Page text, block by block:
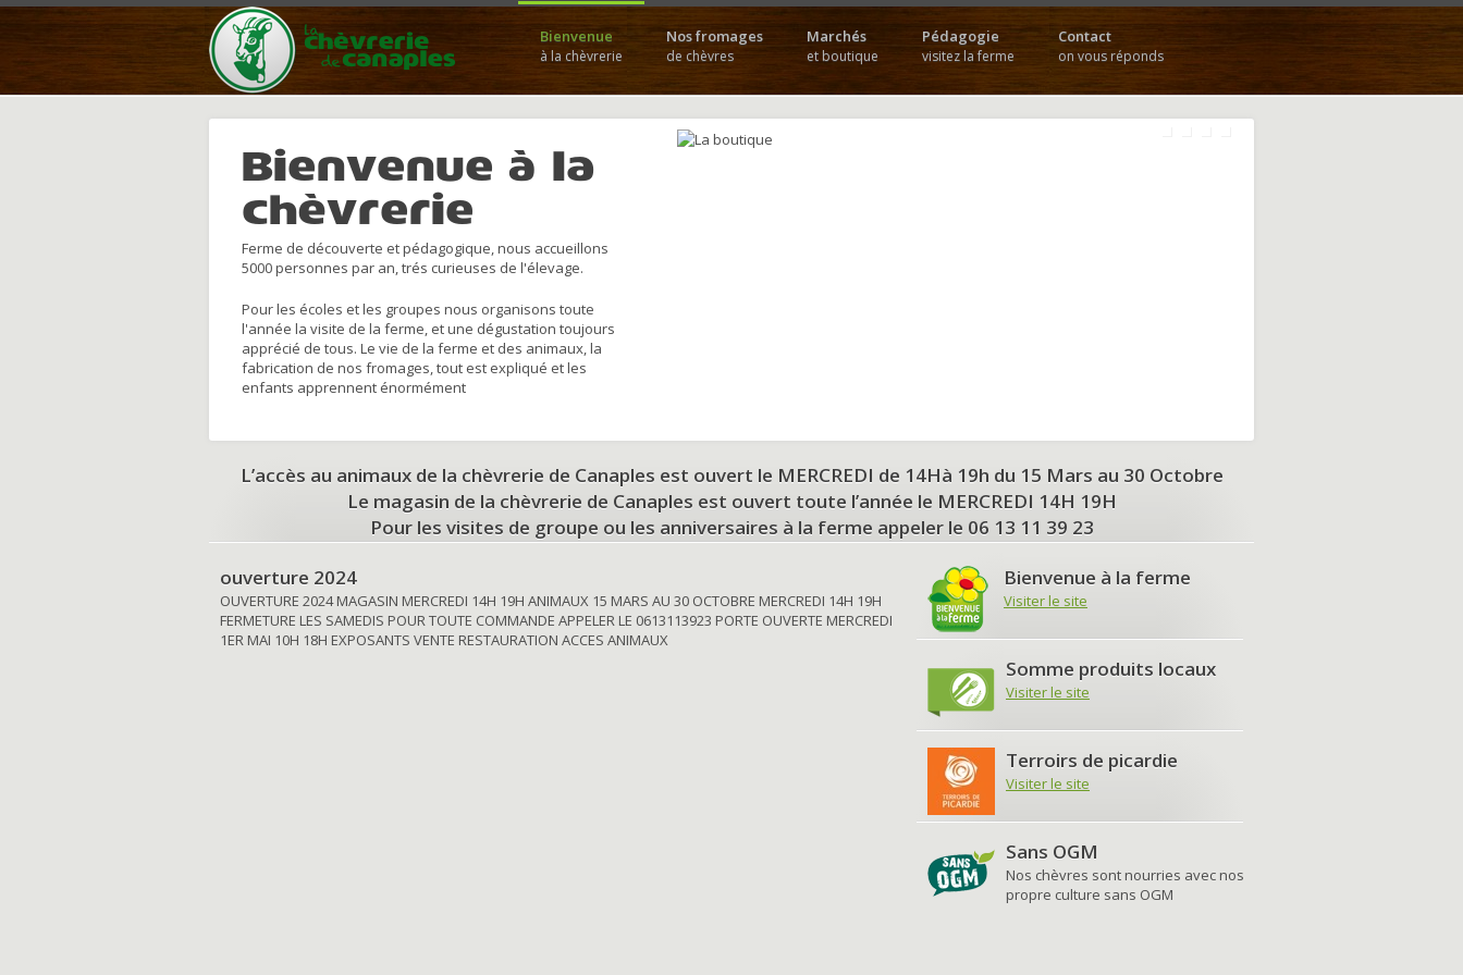
Bienvenue
à la chèvrerie
Nos fromages
de chèvres
Marchés
et boutique
Pédagogie
visitez la ferme
Contact
on vous réponds
Bienvenue à la
chèvrerie
Ferme de découverte et pédagogique, nous accueillons
5000 personnes par an, trés curieuses de l'élevage.
Pour les écoles et les groupes nous organisons toute
l'année la visite de la ferme, et une dégustation toujours
apprécié de tous. Le vie de la ferme et des animaux, la
fabrication de nos fromages, tout est expliqué et les
enfants apprennent énormément
L’accès au animaux de la chèvrerie de Canaples est ouvert le MERCREDI de 14Hà 19h du 15 Mars au 30 Octobre
Le magasin de la chèvrerie de Canaples est ouvert toute l’année le MERCREDI 14H 19H
Pour les visites de groupe ou les anniversaires à la ferme appeler le 06 13 11 39 23
ouverture 2024
OUVERTURE 2024 MAGASIN MERCREDI 14H 19H ANIMAUX 15 MARS AU 30 OCTOBRE MERCREDI 14H 19H
FERMETURE LES SAMEDIS POUR TOUTE COMMANDE APPELER LE 0613113923 PORTE OUVERTE MERCREDI
1ER MAI 10H 18H EXPOSANTS VENTE RESTAURATION ACCES ANIMAUX
Bienvenue à la ferme
Visiter le site
Somme produits locaux
Visiter le site
Terroirs de picardie
Visiter le site
Sans OGM
Nos chèvres sont nourries avec nos
propre culture sans OGM